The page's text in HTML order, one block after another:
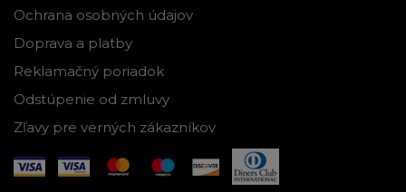
Ochrana osobných údajov
Doprava a platby
Reklamačný poriadok
Odstúpenie od zmluvy
Zľavy pre verných zákazníkov